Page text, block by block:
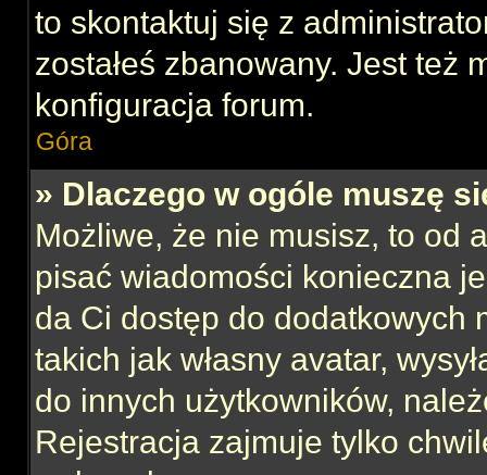
to skontaktuj się z
zostałeś zbanowany. Jest też
konfiguracja forum.
Góra
» Dlaczego w ogóle muszę
Możliwe, że nie musisz, to od
pisać wiadomości konieczna
da Ci dostęp do dodatkowych
takich jak własny avatar,
do innych użytkowników,
Rejestracja zajmuje tylko